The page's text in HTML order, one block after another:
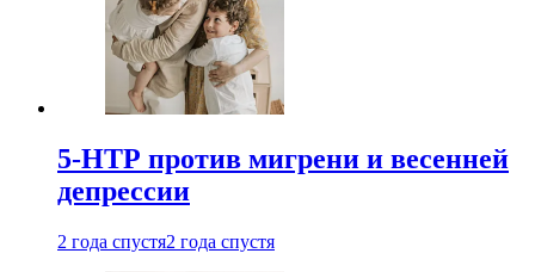
5-НТР против мигрени и весенней
депрессии
2 года спустя2 года спустя